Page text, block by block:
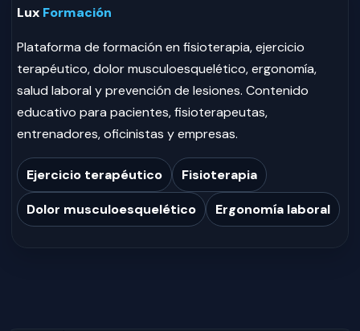
Lux Formación
Plataforma de formación en fisioterapia, ejercicio
terapéutico, dolor musculoesquelético, ergonomía,
salud laboral y prevención de lesiones. Contenido
educativo para pacientes, fisioterapeutas,
entrenadores, oficinistas y empresas.
Ejercicio terapéutico Fisioterapia
Dolor musculoesquelético Ergonomía laboral